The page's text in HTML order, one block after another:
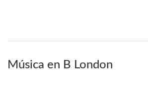
Música en B London